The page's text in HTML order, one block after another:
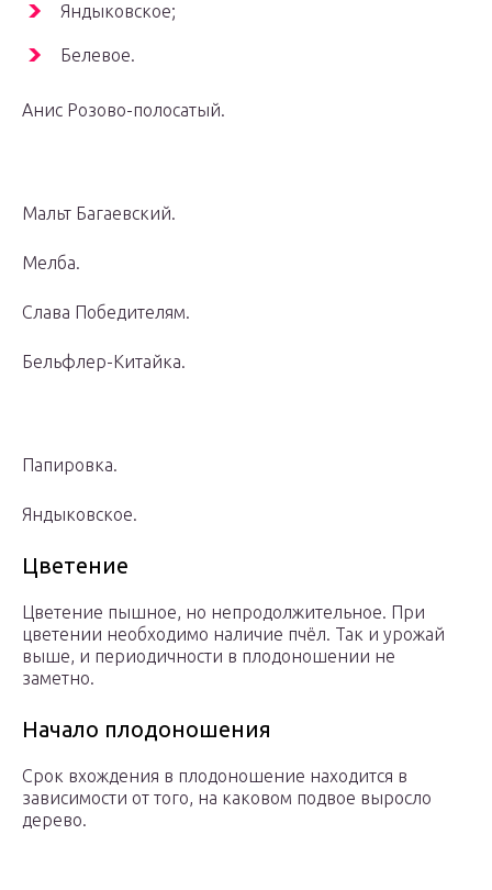
Яндыковское;
Белевое.
Анис Розово-полосатый.
Мальт Багаевский.
Мелба.
Слава Победителям.
Бельфлер-Китайка.
Папировка.
Яндыковское.
Цветение
Цветение пышное, но непродолжительное. При
цветении необходимо наличие пчёл. Так и урожай
выше, и периодичности в плодоношении не
заметно.
Начало плодоношения
Срок вхождения в плодоношение находится в
зависимости от того, на каковом подвое выросло
дерево.